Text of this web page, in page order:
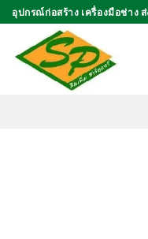
ข้าม
ไป
เนื้อหา
อุปกรณ์ก่อสร้าง เครื่องมือช่าง